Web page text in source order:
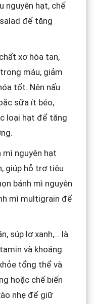
nguyên hạt, chế
để tăng
xơ hòa tan,
máu, giảm
tốt. Nên nấu
sữa ít béo,
loại hạt để tăng
mì nguyên hạt
giúp hỗ trợ tiêu
bánh mì nguyên
mì multigrain để
súp lơ xanh,… là
và khoáng
tổng thể và
hoặc chế biến
nhẹ để giữ